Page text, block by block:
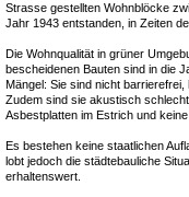
Strasse gestellten Wohnblöcke
Jahr 1943 entstanden, in Zeiten
Die Wohnqualität in grüner
bescheidenen Bauten sind in die
Mängel: Sie sind nicht
Zudem sind sie akustisch
Asbestplatten im Estrich und
Es bestehen keine staatlichen
lobt jedoch die städtebauliche
erhaltenswert.